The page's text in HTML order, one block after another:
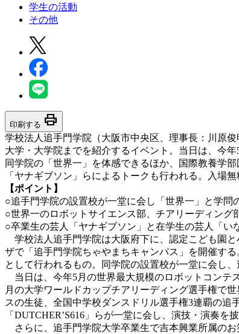
学生の活動
その他
印刷する print
学校法人追手門学院（大阪市中央区、理事長：川原
大学・大学院までを紹介するイベント。当日は、今
同学院の「世界一」を体感できるほか、国際教養学
「ヤナギブソン」らによるトークも行われる。入場無
【ポイント】
○追手門学院の設置校が一堂に会し「世界一」と学問
○世界一のロボットサイエンス部、チアリーディング
○卒業生の芸人「ヤナギブソン」と在学生の芸人「い
学校法人追手門学院は大阪府下に、認定こども園
ザで「追手門学院ちゃやまちキャンパス」を開催す
として行われるもの。同学院の設置校が一堂に会し
当日は、今年5月の世界最大規模のロボットコンテ
月の大学ワールドカップチアリーディング選手権で
スの生徒、全国中学校ダンスドリル選手権3連覇の
「DUTCHER’S616」らが一堂に会し、演技・演奏を披
さらに、追手門学院大学卒業生で吉本興業所属の